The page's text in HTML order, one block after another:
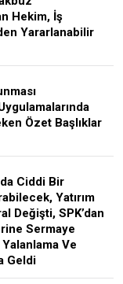
Hekim, İş
Yararlanabilir
Özet Başlıklar
Ciddi Bir
Yatırım
Değişti, SPK’dan
Sermaye
Ve
Geldi